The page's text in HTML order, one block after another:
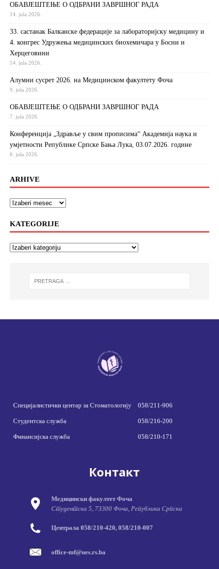
ОБАВЈЕШТЕЊЕ О ОДБРАНИ ЗАВРШНОГ РАДА
14. jula 2026.
33. састанак Балканске федерације за лабораторијску медицину и
4. конгрес Удружења медицинских биохемичара у Босни и
Херцеговини
14. jula 2026.
Алумни сусрет 2026. на Медицинском факултету Фоча
9. jula 2026.
ОБАВЈЕШТЕЊЕ О ОДБРАНИ ЗАВРШНОГ РАДА
7. jula 2026.
Конференција „Здравље у свим прописима“ Академија наука и
умјетности Републике Српске Бања Лука, 03.07.2026. године
6. jula 2026.
ARHIVE
KATEGORIJE
Специјалистички центар за Стоматологију 058/211-906
Студентска служба 058/216-200
Финансијска служба 058/210-171
Контакт
Медицински факултет Фоча
Студентска 5, 73300 Фоча, Република Српска
Централа 058/210-420, 058/210-007
office-mf@ues.rs.ba